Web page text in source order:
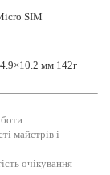
SIM
мм 142г
майстрів і
очікування